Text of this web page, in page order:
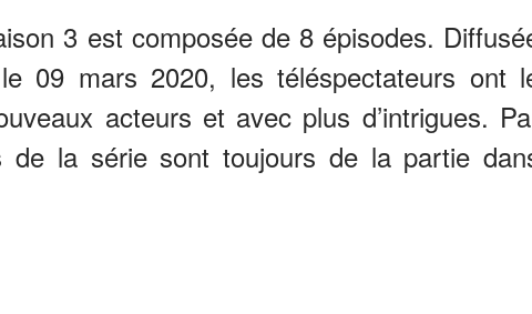
3 est composée de 8 épisodes.
09 mars 2020, les téléspectateurs ont
acteurs et avec plus d’intrigues.
de la série sont toujours de la partie